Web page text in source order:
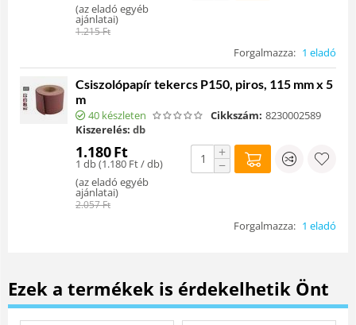
(az eladó egyéb
ajánlatai)
1.215Ft
Forgalmazza: 1 eladó
Csiszolópapír tekercs P150, piros, 115 mm x 5
m
40 készleten Cikkszám: 8230002589
Kiszerelés: db
1.180Ft
1 db (1.180 Ft/ db)
(az eladó egyéb
ajánlatai)
2.057Ft
+
−
Forgalmazza: 1 eladó
Ezek a termékek is érdekelhetik Önt